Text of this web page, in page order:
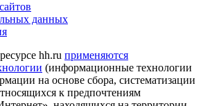
данных
hh.ru применяются
(информационные технологии
на основе сбора, систематизации
к предпочтениям